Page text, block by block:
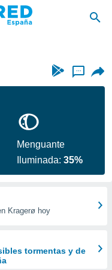
...
Menguante
Iluminada:35%
Kragerø hoy
tormentas y de